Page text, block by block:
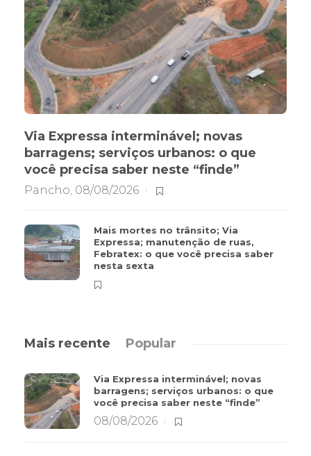
Via Expressa interminável; novas
barragens; serviços urbanos: o que
você precisa saber neste “finde”
Pancho, 08/08/2026
Mais mortes no trânsito; Via
Expressa; manutenção de ruas,
Febratex: o que você precisa saber
nesta sexta
Mais recente Popular
Via Expressa interminável; novas
barragens; serviços urbanos: o que
você precisa saber neste “finde”
08/08/2026